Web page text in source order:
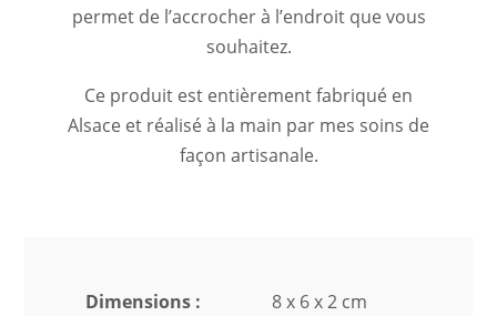
permet de l’accrocher à l’endroit que vous
souhaitez.
Ce produit est entièrement fabriqué en
Alsace et réalisé à la main par mes soins de
façon artisanale.
Dimensions : 8 x 6 x 2 cm